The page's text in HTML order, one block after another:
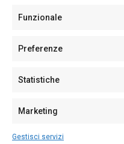
Funzionale
Preferenze
Statistiche
Marketing
Gestisci servizi
Sede:Via Cristoforo
Partita IVA02270380922
128/2020 del 10/02/2020
Per la Pubblicità: